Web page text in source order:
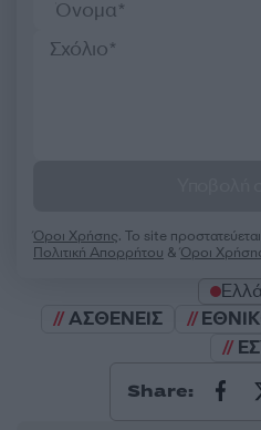
Όροι Χρήσης. Το site
Πολιτική Απορρήτου &Όροι
ΑΣΘΕΝΕΙΣ
Share: